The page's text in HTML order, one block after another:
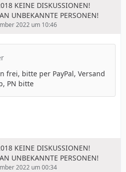
KEINE DISKUSSIONEN!
UNBEKANNTE PERSONEN!
2022 um 10:46
frei, bitte per PayPal, Versand
PN bitte
KEINE DISKUSSIONEN!
UNBEKANNTE PERSONEN!
2022 um 00:34